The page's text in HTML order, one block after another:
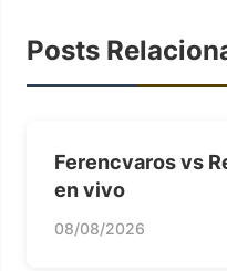
Posts
Ferencvaros vs
en vivo
08/08/2026